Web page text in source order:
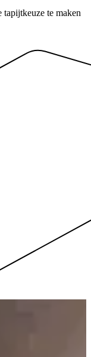
tapijtkeuze te maken